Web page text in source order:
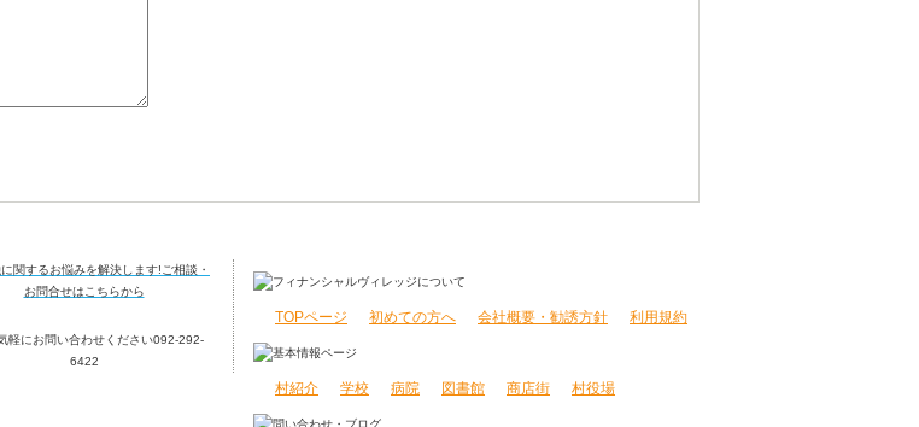
TOPページ 初めての方へ 会社概要・勧誘方針 利用規約
村紹介 学校 病院 図書館 商店街 村役場